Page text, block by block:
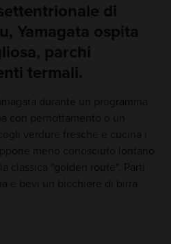
di
Yamagata ospita
parchi
termali.
durante un programma
con pernottamento o un
verdure fresche e cucina i
meno conosciuto lontano
classica "golden route". Parti
e bevi un bicchiere di birra